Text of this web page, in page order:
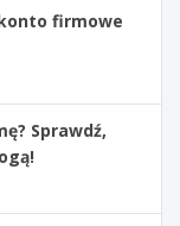
firmowe
Sprawdź,